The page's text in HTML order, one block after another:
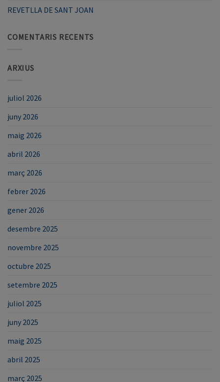
REVETLLA DE SANT JOAN
COMENTARIS RECENTS
ARXIUS
juliol 2026
juny 2026
maig 2026
abril 2026
març 2026
febrer 2026
gener 2026
desembre 2025
novembre 2025
octubre 2025
setembre 2025
juliol 2025
juny 2025
maig 2025
abril 2025
març 2025